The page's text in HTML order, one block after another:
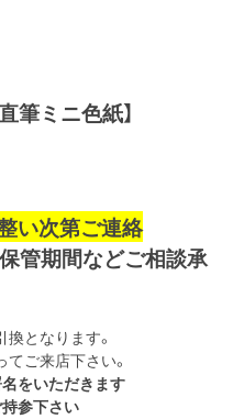
筆ミニ色紙】
い次第ご連絡
管期間などご相談承
となります。
ご来店下さい。
をいただきます
参下さい